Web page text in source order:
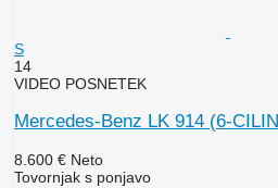
S
14
VIDEO POSNETEK
Mercedes-Benz LK 914 (6-
8.600 € Neto
Tovornjak s ponjavo